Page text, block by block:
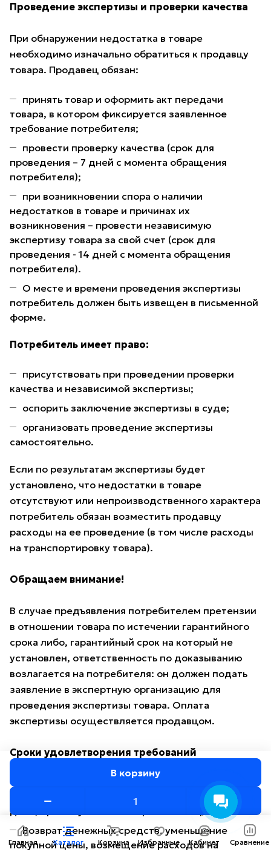
В корзину
Проведение экспертизы и проверки качества
При обнаружении недостатка в товаре
необходимо изначально обратиться к продавцу
товара. Продавец обязан:
принять товар и оформить акт передачи
товара, в котором фиксируется заявленное
требование потребителя;
провести проверку качества (срок для
проведения – 7 дней с момента обращения
потребителя);
при возникновении спора о наличии
недостатков в товаре и причинах их
возникновения – провести независимую
экспертизу товара за свой счет (срок для
проведения - 14 дней с момента обращения
потребителя).
О месте и времени проведения экспертизы
потребитель должен быть извещен в письменной
форме.
Потребитель имеет право:
присутствовать при проведении проверки
качества и независимой экспертизы;
оспорить заключение экспертизы в суде;
организовать проведение экспертизы
самостоятельно.
Если по результатам экспертизы будет
установлено, что недостатки в товаре
отсутствуют или непроизводственного характера
потребитель обязан возместить продавцу
расходы на ее проведение (в том числе расходы
на транспортировку товара).
Обращаем внимание!
В случае предъявления потребителем претензии
в отношении товара по истечении гарантийного
срока либо, гарантийный срок на который не
установлен, ответственность по доказыванию
возлагается на потребителя: он должен подать
заявление в экспертную организацию для
проведения экспертизы товара. Оплата
экспертизы осуществляется продавцом.
Сроки удовлетворения требований
Замена товара – незамедлительно (при
проведении проверки качества – не более 14
дней, при отсутствии товара – 1 месяц).
Возврат денежных средств, уменьшение
покупной цены, возмещение расходов на
Главная Каталог Корзина Избранные Кабинет Сравнение